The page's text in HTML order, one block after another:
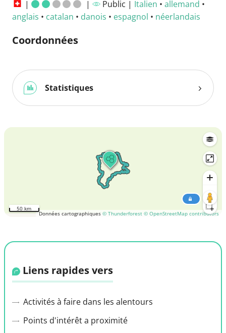
|
| Public | Italien • allemand •
anglais • catalan • danois • espagnol • néerlandais
Coordonnées
Statistiques
Données cartographiques © Thunderforest © OpenStreetMap contributors
50 km
Liens rapides vers
Activités à faire dans les alentours
Points d'intérêt a proximité